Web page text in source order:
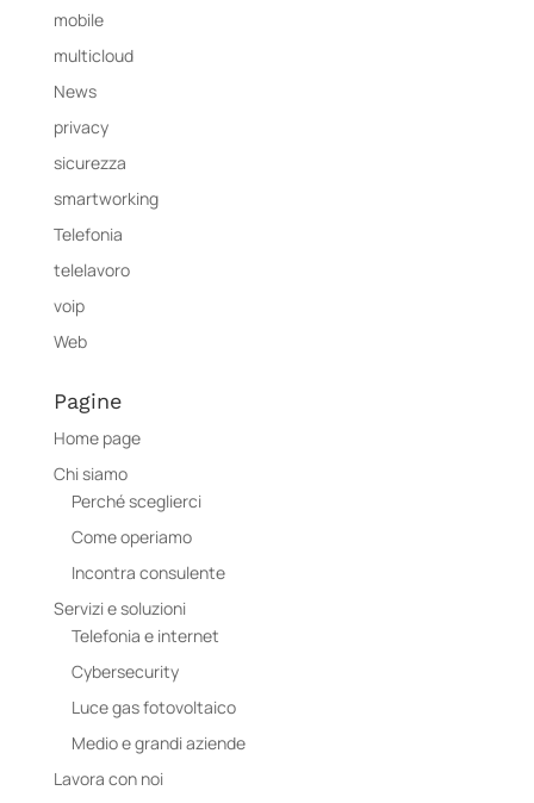
mobile
multicloud
News
privacy
sicurezza
smartworking
Telefonia
telelavoro
voip
Web
Pagine
Home page
Chi siamo
Perché sceglierci
Come operiamo
Incontra consulente
Servizi e soluzioni
Telefonia e internet
Cybersecurity
Luce gas fotovoltaico
Medio e grandi aziende
Lavora con noi